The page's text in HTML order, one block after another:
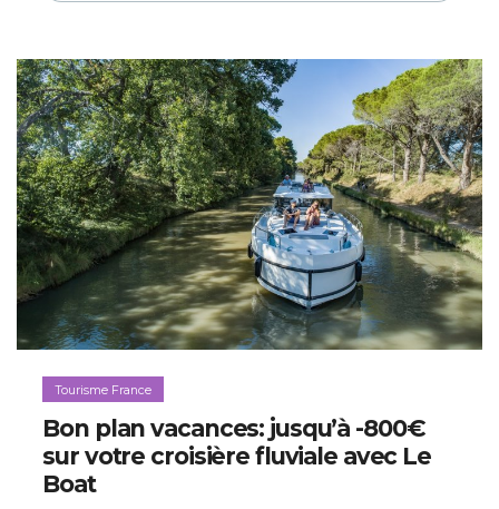
Tourisme France
Bon plan vacances: jusqu’à -800€
sur votre croisière fluviale avec Le
Boat